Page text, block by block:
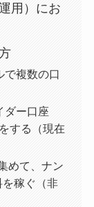
用）にお
で複数の口
ダー口座
する（現在
めて、ナン
を稼ぐ（非